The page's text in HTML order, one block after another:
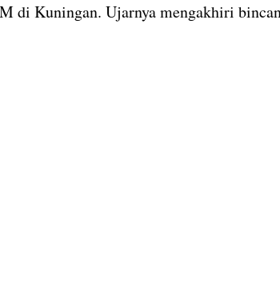
di Kuningan. Ujarnya mengakhiri